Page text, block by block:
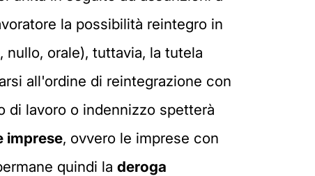
la possibilità reintegro in
orale), tuttavia, la tutela
all'ordine di reintegrazione con
di lavoro o indennizzo spetterà
imprese, ovvero le imprese con
quindi la deroga